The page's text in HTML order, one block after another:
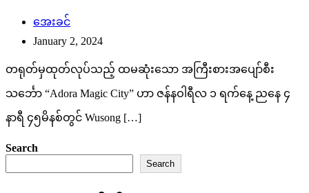
အေးခင်
January 2, 2024
တရုတ်မှထုတ်လုပ်သည့် ထမဆုံးသော အကြီးစားအပျော်စီး
သင်္ဘော “Adora Magic City” ဟာ ဇန်နဝါရီလ ၁ ရက်နေ့ ညနေ ၄
နာရီ ၄၅မိနစ်တွင် Wusong […]
Search
Search